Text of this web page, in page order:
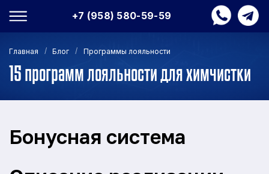
+7 (958) 580-59-59
Главная / Блог / Программы лояльности
15 программ лояльности для химчистки
Бонусная система